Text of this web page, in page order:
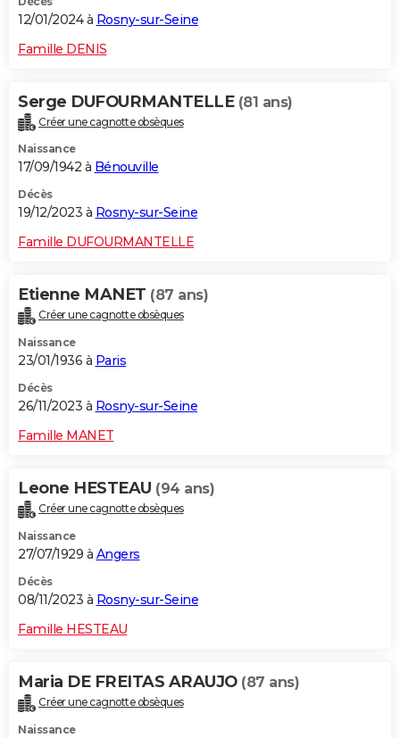
12/01/2024 à Rosny-sur-Seine
Famille DENIS
Serge DUFOURMANTELLE (81 ans)
Créer une cagnotte obsèques
Naissance
17/09/1942 à Bénouville
Décès
19/12/2023 à Rosny-sur-Seine
Famille DUFOURMANTELLE
Etienne MANET (87 ans)
Créer une cagnotte obsèques
Naissance
23/01/1936 à Paris
Décès
26/11/2023 à Rosny-sur-Seine
Famille MANET
Leone HESTEAU (94 ans)
Créer une cagnotte obsèques
Naissance
27/07/1929 à Angers
Décès
08/11/2023 à Rosny-sur-Seine
Famille HESTEAU
Maria DE FREITAS ARAUJO (87 ans)
Créer une cagnotte obsèques
Naissance